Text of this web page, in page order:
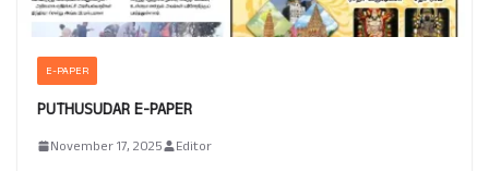
E-PAPER
PUTHUSUDAR E-PAPER
November 17, 2025 Editor